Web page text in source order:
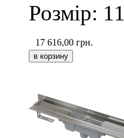
Розмір:
17 616,00 грн.